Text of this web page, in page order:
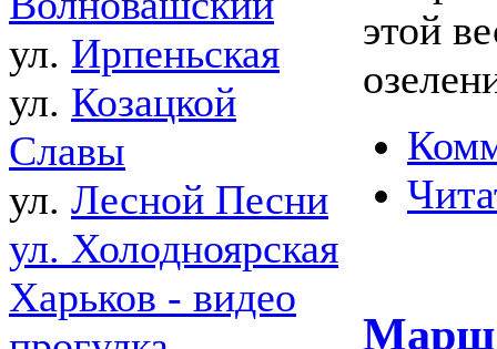
ул. Ирпеньская
ул. Козацкой
Славы
ул. Лесной Песни
ул. Холодноярская
Харьков - видео
этой
Марш